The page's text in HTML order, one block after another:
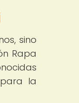
sino
Rapa
la